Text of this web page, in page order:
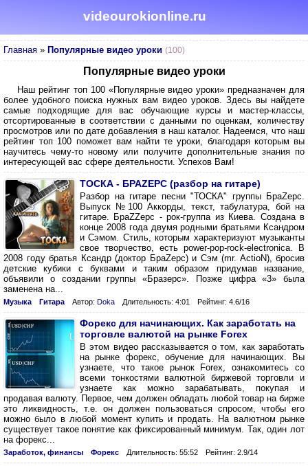
videourokionline.ru
Главная » Популярные видео уроки (100)
Популярные видео уроки
Наш рейтинг топ 100 «Популярные видео уроки» предназначен для
более удобного поиска нужных вам видео уроков. Здесь вы найдете
самые подходящие для вас обучающие курсы и мастер-классы,
отсортированные в соответствии с данными по оценкам, количеству
просмотров или по дате добавления в наш каталог. Надеемся, что наш
рейтинг топ 100 поможет вам найти те уроки, благодаря которым вы
научитесь чему-то новому или получите дополнительные знания по
интересующей вас сфере деятельности. Успехов Вам!
ТОСКА - БРАZЕРС (разбор на гитаре)
Разбор на гитаре песни "ТОСКА" группы БраZерс.
Выпуск №100 Аккорды, текст, табулатура, бой на
гитаре. БраZZерс - рок-группа из Киева. Создана в
конце 2008 года двумя родными братьями Ксандром
и Сэмом. Стиль, которым характеризуют музыканты
свое творчество, есть power-pop-rock-electronica. В
2008 году братья Ксандр (доктор БраZерс) и Сэм (mr. ActioN), бросив
детские кубики с буквами и таким образом придумав название,
объявили о создании группы «Бразерс». Позже цифра «3» была
заменена на...
Музыка Гитара Автор: Doka Длительность: 4:01 Рейтинг: 4.6/16
Форекс для начинающих. Как заработать на
торговле валютой на рынке Forex
В этом видео рассказывается о том, как заработать
на рынке форекс, обучение для начинающих. Вы
узнаете, что такое рынок Forex, ознакомитесь со
всеми тонкостями валютной биржевой торговли и
узнаете как можно зарабатывать, покупая и
продавая валюту. Первое, чем должен обладать любой товар на бирже
это ликвидность, т.е. он должен пользоваться спросом, чтобы его
можно было в любой момент купить и продать. На валютном рынке
существует такое понятие как фиксированный минимум. Так, один лот
на форекс...
Заработок, финансы Форекс Длительность: 55:52 Рейтинг: 2.9/14